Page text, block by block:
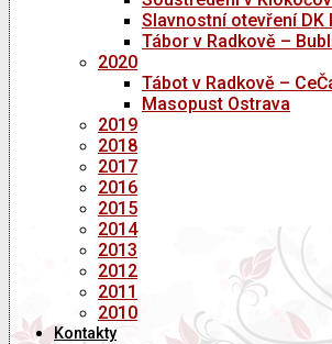
Slavnostní otevření DK
Tábor v Radkově –
2020
Tábot v Radkově –
Masopust Ostrava
2019
2018
2017
2016
2015
2014
2013
2012
2011
2010
Kontakty